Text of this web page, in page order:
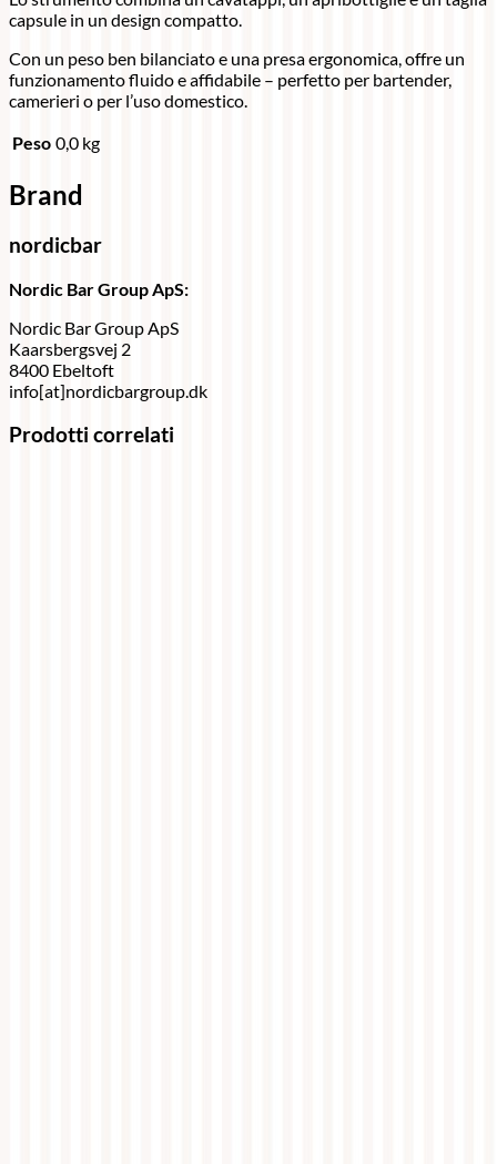
capsule in un design compatto.
Con un peso ben bilanciato e una presa ergonomica, offre un
funzionamento fluido e affidabile – perfetto per bartender,
camerieri o per l’uso domestico.
Peso 0,0 kg
Brand
nordicbar
Nordic Bar Group ApS:
Nordic Bar Group ApS
Kaarsbergsvej 2
8400 Ebeltoft
info[at]nordicbargroup.dk
Prodotti correlati